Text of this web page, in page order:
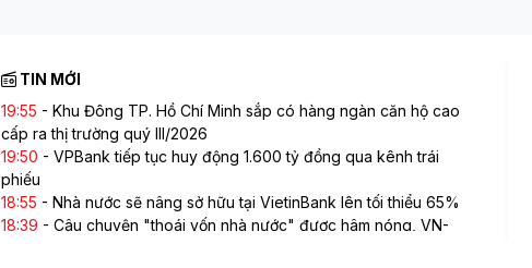
TIN MỚI
19:55 - Khu Đông TP. Hồ Chí Minh sắp có hàng ngàn căn hộ cao
cấp ra thị trường quý III/2026
19:50 - VPBank tiếp tục huy động 1.600 tỷ đồng qua kênh trái
phiếu
18:55 - Nhà nước sẽ nâng sở hữu tại VietinBank lên tối thiểu 65%
18:39 - Câu chuyện "thoái vốn nhà nước" được hâm nóng, VN-